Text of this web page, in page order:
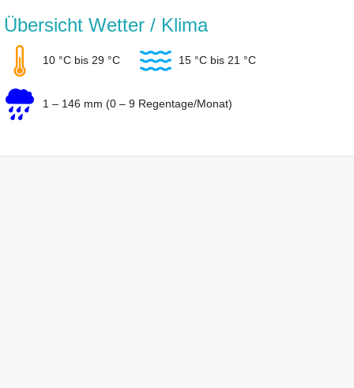
Übersicht Wetter / Klima
10 °C bis 29 °C 15 °C bis 21 °C
1 – 146 mm (0 – 9 Regentage/Monat)